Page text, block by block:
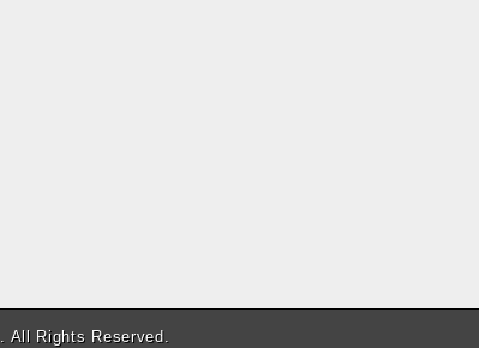
. All Rights Reserved.